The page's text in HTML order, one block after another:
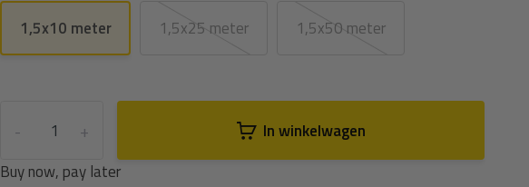
1,5x10 meter 1,5x25 meter 1,5x50 meter
+
-
In winkelwagen
Buy now, pay later